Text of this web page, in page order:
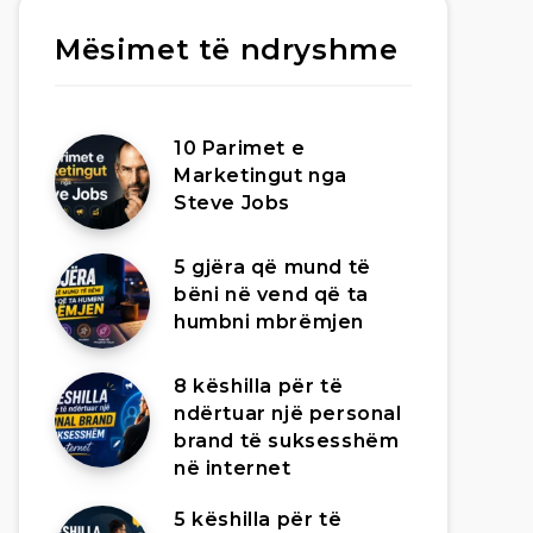
Mësimet të ndryshme
10 Parimet e
Marketingut nga
Steve Jobs
5 gjëra që mund të
bëni në vend që ta
humbni mbrëmjen
8 këshilla për të
ndërtuar një personal
brand të suksesshëm
në internet
5 këshilla për të